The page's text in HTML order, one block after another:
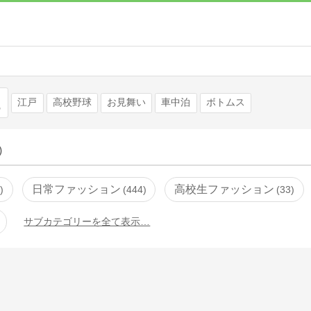
江戸 高校野球 お見舞い 車中泊 ボトムス
日常ファッション 444 高校生ファッション 33
サブカテゴリーを全て表示…